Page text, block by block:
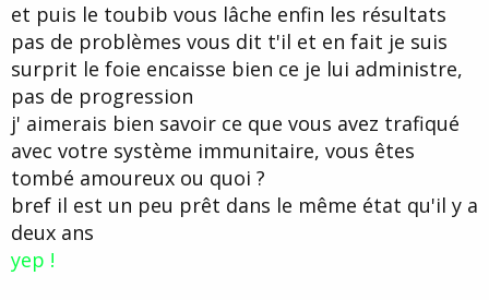
et puis le toubib vous lâche enfin les résultats
pas de problèmes vous dit t'il et en fait je suis
surprit le foie encaisse bien ce je lui administre,
pas de progression
j' aimerais bien savoir ce que vous avez trafiqué
avec votre système immunitaire, vous êtes
tombé amoureux ou quoi ?
bref il est un peu prêt dans le même état qu'il y a
deux ans
yep !